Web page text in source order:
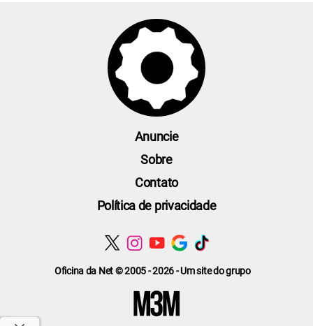
Oficina da Net © 2005 - 2026 - Um site do grupo
Anuncie
Sobre
Contato
Política de privacidade